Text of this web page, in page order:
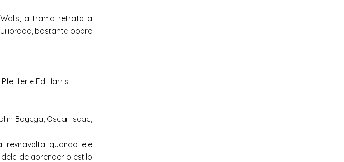
a trama retrata a
bastante pobre
e Ed Harris.
Boyega, Oscar Isaac,
reviravolta quando ele
de aprender o estilo